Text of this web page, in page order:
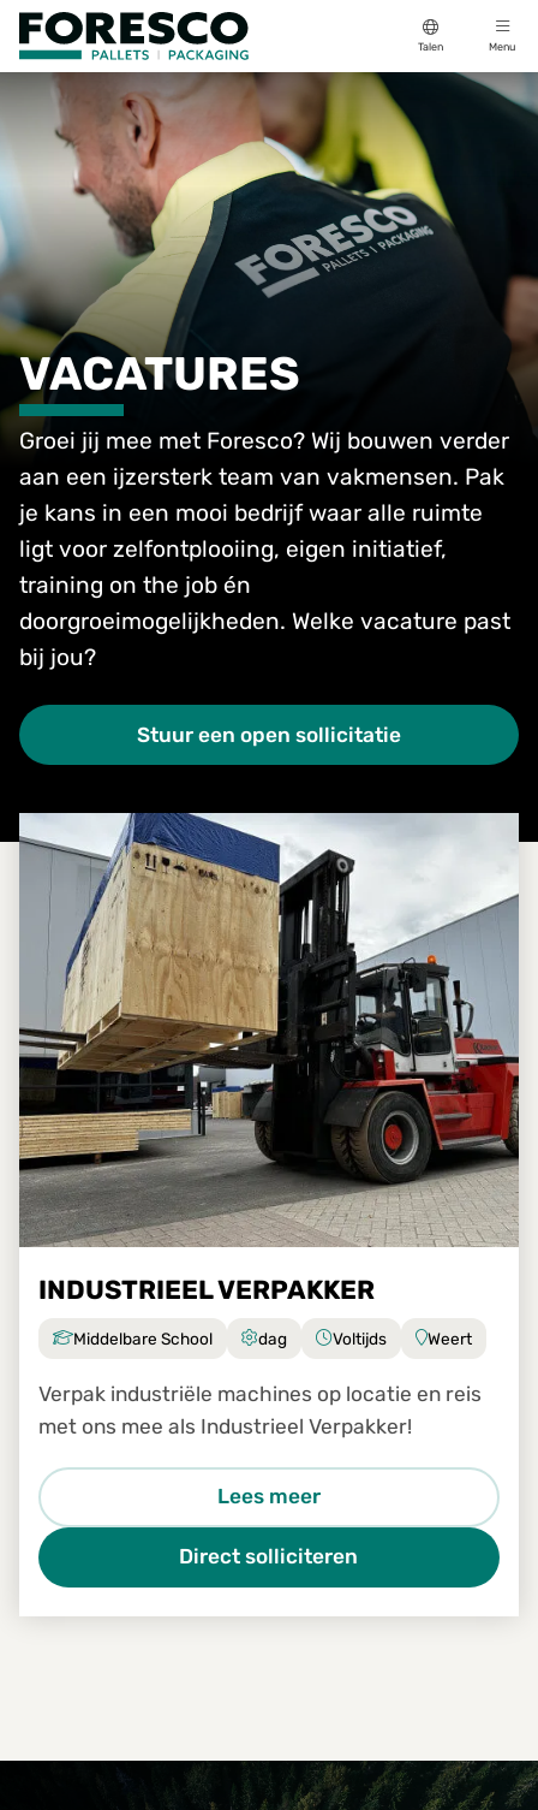
Talen Menu
VACATURES
Groei jij mee met Foresco? Wij bouwen verder
aan een ijzersterk team van vakmensen. Pak
je kans in een mooi bedrijf waar alle ruimte
ligt voor zelfontplooiing, eigen initiatief,
training on the job én
doorgroeimogelijkheden. Welke vacature past
bij jou?
Stuur een open sollicitatie
INDUSTRIEEL VERPAKKER
Middelbare School dag Voltijds Weert
Verpak industriële machines op locatie en reis
met ons mee als Industrieel Verpakker!
Lees meer
Direct solliciteren